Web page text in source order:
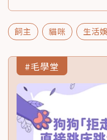
飼主 貓咪 生活
#毛學堂